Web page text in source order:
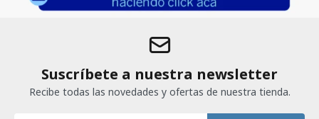
Suscríbete a nuestra newsletter
Recibe todas las novedades y ofertas de nuestra tienda.